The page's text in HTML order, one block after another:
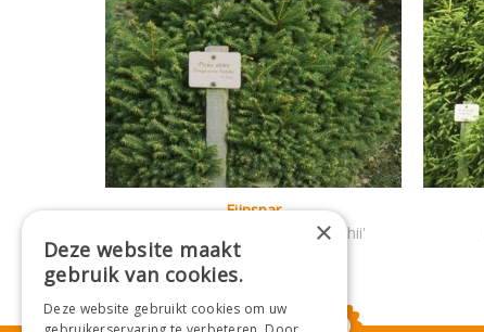
Fijnspar
Picea abies 'Gregoryana Veitchii'
×
Deze website maakt
gebruik van cookies.
Deze website gebruikt cookies om uw